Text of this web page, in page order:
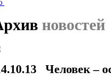
новостей
Человек –